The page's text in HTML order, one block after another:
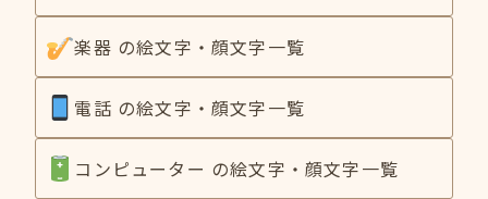
楽器 の絵文字・顔文字一覧
電話 の絵文字・顔文字一覧
コンピューター の絵文字・顔文字一覧